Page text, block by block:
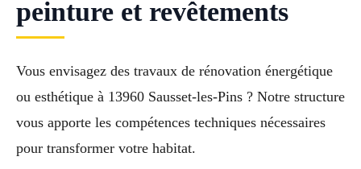
peinture et revêtements
Vous envisagez des travaux de rénovation énergétique
ou esthétique à 13960 Sausset-les-Pins ? Notre structure
vous apporte les compétences techniques nécessaires
pour transformer votre habitat.